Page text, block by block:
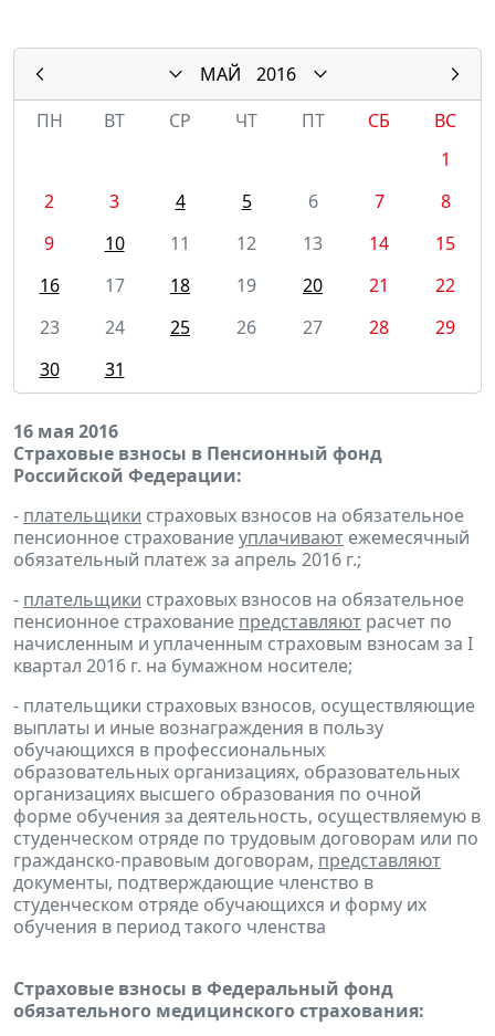
МАЙ
2016
ПН
ВТ СР ЧТ ПТ СБ
ВС
1
2
3 4 5 6 7
8
9
10 11 12 13 14
15
16
17 18 19 20 21
22
23
24 25 26 27 28
29
30
31
16 мая 2016
Страховые взносы в Пенсионный фонд
Российской Федерации:
- плательщики страховых взносов на обязательное
пенсионное страхованиеуплачивают ежемесячный
обязательный платеж за апрель 2016 г.;
- плательщики страховых взносов на обязательное
пенсионное страхование представляют расчет по
начисленным и уплаченным страховым взносам за I
квартал 2016 г. на бумажном носителе;
- плательщики страховых взносов, осуществляющие
выплаты и иные вознаграждения в пользу
обучающихся в профессиональных
образовательных организациях, образовательных
организациях высшего образования по очной
форме обучения за деятельность, осуществляемую в
студенческом отряде по трудовым договорам или по
гражданско-правовым договорам, представляют
документы, подтверждающие членство в
студенческом отряде обучающихся и форму их
обучения в период такого членства
Страховые взносы в Федеральный фонд
обязательного медицинского страхования: